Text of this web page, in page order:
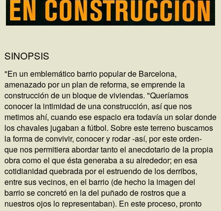
SINOPSIS
"En un emblemático barrio popular de Barcelona,
amenazado por un plan de reforma, se emprende la
construcción de un bloque de viviendas. "Queríamos
conocer la intimidad de una construcción, así que nos
metimos ahí, cuando ese espacio era todavía un solar donde
los chavales jugaban a fútbol. Sobre este terreno buscamos
la forma de convivir, conocer y rodar -así, por este orden-
que nos permitiera abordar tanto el anecdotario de la propia
obra como el que ésta generaba a su alrededor; en esa
cotidianidad quebrada por el estruendo de los derribos,
entre sus vecinos, en el barrio (de hecho la imagen del
barrio se concretó en la del puñado de rostros que a
nuestros ojos lo representaban). En este proceso, pronto